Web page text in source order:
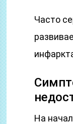
Часто
На